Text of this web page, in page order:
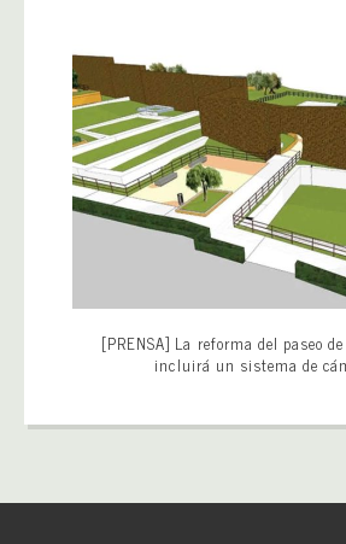
[PRENSA] La reforma del paseo
incluirá un sis­tema de